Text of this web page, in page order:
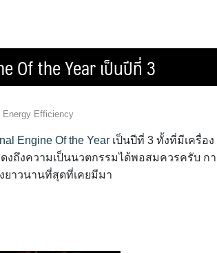
Of the Year เป็นปีที่ 3
Energy Efficiency
Engine Of the Year เป็นปีที่ 3 ทั้งที่มีเครื่อง
งถึงความเป็นนวตกรรมได้พอสมควรครับ ก
ยาวนานที่สุดที่เคยมีมา